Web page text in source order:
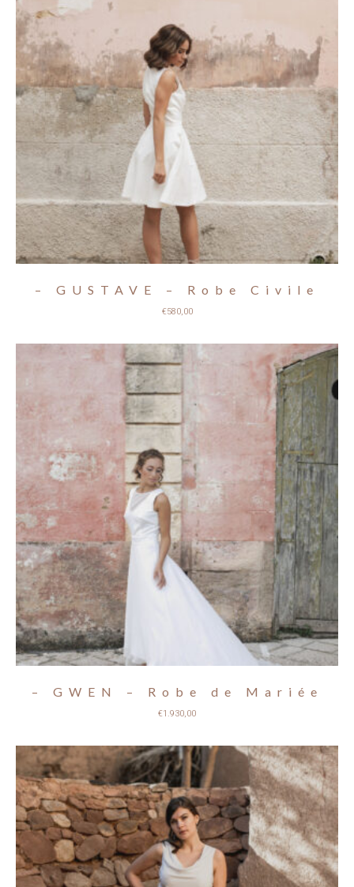
– GUSTAVE – Robe Civile
€580,00
– GWEN – Robe de Mariée
€1.930,00